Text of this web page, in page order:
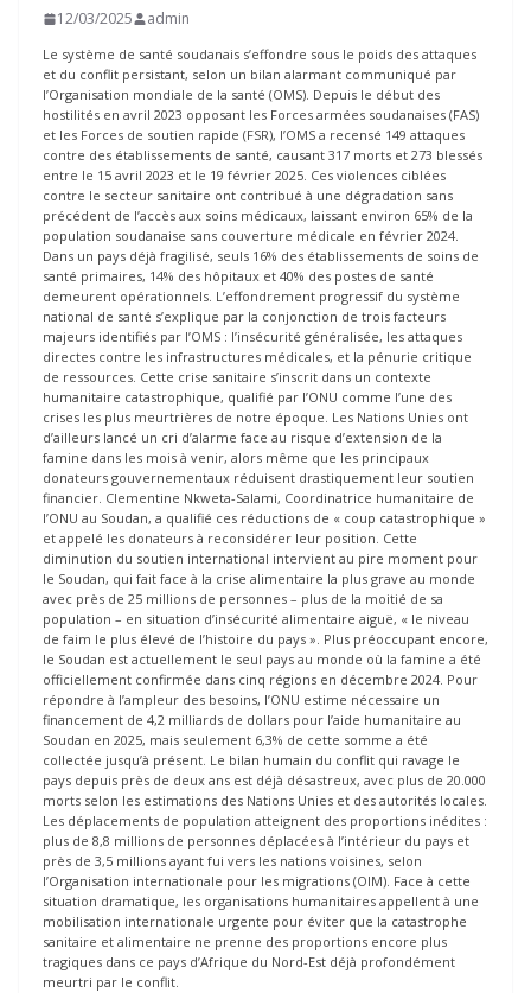
12/03/2025 admin
Le système de santé soudanais s’effondre sous le poids des attaques
et du conflit persistant, selon un bilan alarmant communiqué par
l’Organisation mondiale de la santé (OMS). Depuis le début des
hostilités en avril 2023 opposant les Forces armées soudanaises (FAS)
et les Forces de soutien rapide (FSR), l’OMS a recensé 149 attaques
contre des établissements de santé, causant 317 morts et 273 blessés
entre le 15 avril 2023 et le 19 février 2025. Ces violences ciblées
contre le secteur sanitaire ont contribué à une dégradation sans
précédent de l’accès aux soins médicaux, laissant environ 65% de la
population soudanaise sans couverture médicale en février 2024.
Dans un pays déjà fragilisé, seuls 16% des établissements de soins de
santé primaires, 14% des hôpitaux et 40% des postes de santé
demeurent opérationnels. L’effondrement progressif du système
national de santé s’explique par la conjonction de trois facteurs
majeurs identifiés par l’OMS : l’insécurité généralisée, les attaques
directes contre les infrastructures médicales, et la pénurie critique
de ressources. Cette crise sanitaire s’inscrit dans un contexte
humanitaire catastrophique, qualifié par l’ONU comme l’une des
crises les plus meurtrières de notre époque. Les Nations Unies ont
d’ailleurs lancé un cri d’alarme face au risque d’extension de la
famine dans les mois à venir, alors même que les principaux
donateurs gouvernementaux réduisent drastiquement leur soutien
financier. Clementine Nkweta-Salami, Coordinatrice humanitaire de
l’ONU au Soudan, a qualifié ces réductions de « coup catastrophique »
et appelé les donateurs à reconsidérer leur position. Cette
diminution du soutien international intervient au pire moment pour
le Soudan, qui fait face à la crise alimentaire la plus grave au monde
avec près de 25 millions de personnes – plus de la moitié de sa
population – en situation d’insécurité alimentaire aiguë, « le niveau
de faim le plus élevé de l’histoire du pays ». Plus préoccupant encore,
le Soudan est actuellement le seul pays au monde où la famine a été
officiellement confirmée dans cinq régions en décembre 2024. Pour
répondre à l’ampleur des besoins, l’ONU estime nécessaire un
financement de 4,2 milliards de dollars pour l’aide humanitaire au
Soudan en 2025, mais seulement 6,3% de cette somme a été
collectée jusqu’à présent. Le bilan humain du conflit qui ravage le
pays depuis près de deux ans est déjà désastreux, avec plus de 20.000
morts selon les estimations des Nations Unies et des autorités locales.
Les déplacements de population atteignent des proportions inédites :
plus de 8,8 millions de personnes déplacées à l’intérieur du pays et
près de 3,5 millions ayant fui vers les nations voisines, selon
l’Organisation internationale pour les migrations (OIM). Face à cette
situation dramatique, les organisations humanitaires appellent à une
mobilisation internationale urgente pour éviter que la catastrophe
sanitaire et alimentaire ne prenne des proportions encore plus
tragiques dans ce pays d’Afrique du Nord-Est déjà profondément
meurtri par le conflit.